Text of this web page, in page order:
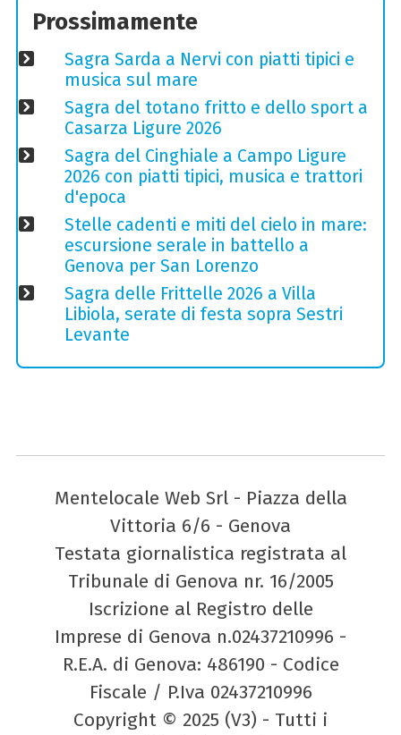
Prossimamente
Sagra Sarda a Nervi con piatti tipici e
musica sul mare
Sagra del totano fritto e dello sport a
Casarza Ligure 2026
Sagra del Cinghiale a Campo Ligure
2026 con piatti tipici, musica e trattori
d'epoca
Stelle cadenti e miti del cielo in mare:
escursione serale in battello a
Genova per San Lorenzo
Sagra delle Frittelle 2026 a Villa
Libiola, serate di festa sopra Sestri
Levante
Mentelocale Web Srl - Piazza della
Vittoria 6/6 - Genova
Testata giornalistica registrata al
Tribunale di Genova nr. 16/2005
Iscrizione al Registro delle
Imprese di Genova n.02437210996 -
R.E.A. di Genova: 486190 - Codice
Fiscale / P.Iva 02437210996
Copyright © 2025 (V3) - Tutti i